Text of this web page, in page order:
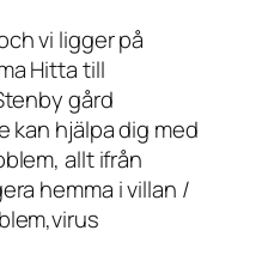
vi ligger på
Hitta till
gård
kan hjälpa dig med
allt ifrån
hemma i villan /